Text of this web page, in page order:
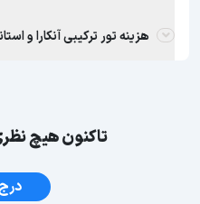
هزینه تور ترکیبی آنکارا و
تاکنون هیچ